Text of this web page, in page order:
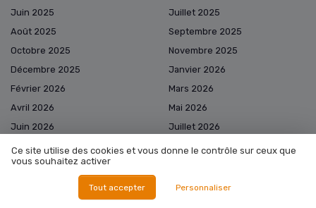
Juin 2025
Juillet 2025
Août 2025
Septembre 2025
Octobre 2025
Novembre 2025
Décembre 2025
Janvier 2026
Février 2026
Mars 2026
Avril 2026
Mai 2026
Juin 2026
Juillet 2026
Août 2026
Ce site utilise des cookies et vous donne le contrôle sur ceux que
vous souhaitez activer
Tout accepter Personnaliser